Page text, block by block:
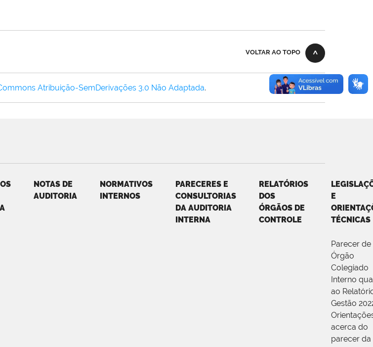
VOLTAR AO TOPO
Atribuição-SemDerivações 3.0 Não Adaptada.
NOTAS DE
AUDITORIA
NORMATIVOS
INTERNOS
PARECERES E
CONSULTORIAS
DA AUDITORIA
INTERNA
RELATÓRIOS
DOS
ÓRGÃOS DE
CONTROLE
E
TÉCNICAS
Parecer de
Órgão
Colegiado
Interno
ao
Gestão
acerca do
parecer da